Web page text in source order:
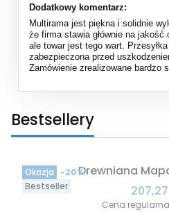
Dodatkowy komentarz:
Multirama jest piękna i solidnie
że firma stawia głównie na jakość
ale towar jest tego wart.
zabezpieczona przed
Zamówienie zrealizowane bardzo
Bestsellery
Okazja
Bestseller
Drewniana
Cena
207,27
Cena
-20%